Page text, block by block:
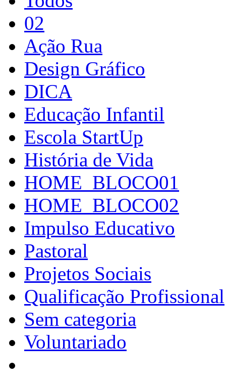
02
Ação Rua
Design Gráfico
DICA
Educação Infantil
Escola StartUp
História de Vida
HOME_BLOCO01
HOME_BLOCO02
Impulso Educativo
Pastoral
Projetos Sociais
Qualificação Profissional
Sem categoria
Voluntariado